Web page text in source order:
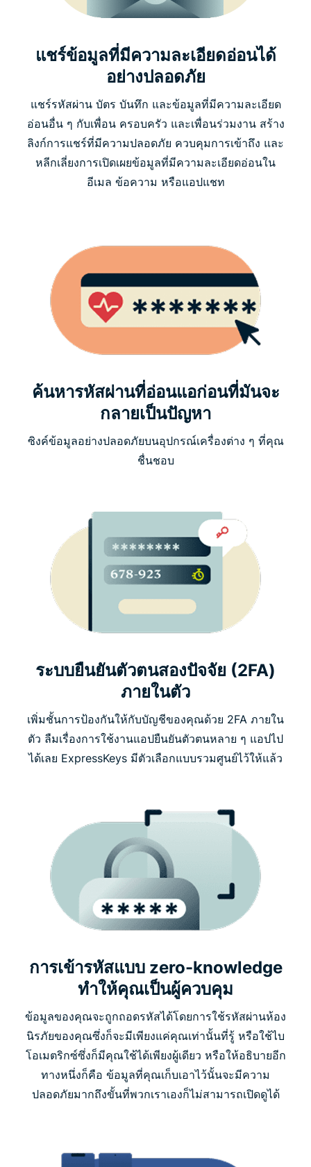
แชร์ข้อมูลที่มีความละเอียดอ่อนได้
อย่างปลอดภัย
แชร์รหัสผ่าน บัตร บันทึก และข้อมูลที่มีความละเอียด
อ่อนอื่น ๆ กับเพื่อน ครอบครัว และเพื่อนร่วมงาน สร้าง
ลิงก์การแชร์ที่มีความปลอดภัย ควบคุมการเข้าถึง และ
หลีกเลี่ยงการเปิดเผยข้อมูลที่มีความละเอียดอ่อนใน
อีเมล ข้อความ หรือแอปแชท
ค้นหารหัสผ่านที่อ่อนแอก่อนที่มันจะ
กลายเป็นปัญหา
ซิงค์ข้อมูลอย่างปลอดภัยบนอุปกรณ์เครื่องต่าง ๆ ที่คุณ
ชื่นชอบ
ระบบยืนยันตัวตนสองปัจจัย (2FA)
ภายในตัว
เพิ่มชั้นการป้องกันให้กับบัญชีของคุณด้วย 2FA ภายใน
ตัว ลืมเรื่องการใช้งานแอปยืนยันตัวตนหลาย ๆ แอปไป
ได้เลย ExpressKeys มีตัวเลือกแบบรวมศูนย์ไว้ให้แล้ว
การเข้ารหัสแบบ zero-knowledge
ทำให้คุณเป็นผู้ควบคุม
ข้อมูลของคุณจะถูกถอดรหัสได้โดยการใช้รหัสผ่านห้อง
นิรภัยของคุณซึ่งก็จะมีเพียงแค่คุณเท่านั้นที่รู้ หรือใช้ไบ
โอเมตริกซ์ซึ่งก็มีคุณใช้ได้เพียงผู้เดียว หรือให้อธิบายอีก
ทางหนึ่งก็คือ ข้อมูลที่คุณเก็บเอาไว้นั้นจะมีความ
ปลอดภัยมากถึงขั้นที่พวกเราเองก็ไม่สามารถเปิดดูได้